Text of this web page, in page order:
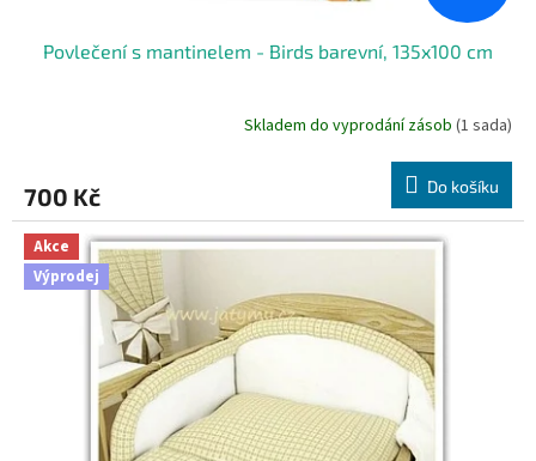
Povlečení s mantinelem - Birds barevní, 135x100 cm
Skladem do vyprodání zásob (1 sada)
700 Kč Do košíku
Akce
Výprodej